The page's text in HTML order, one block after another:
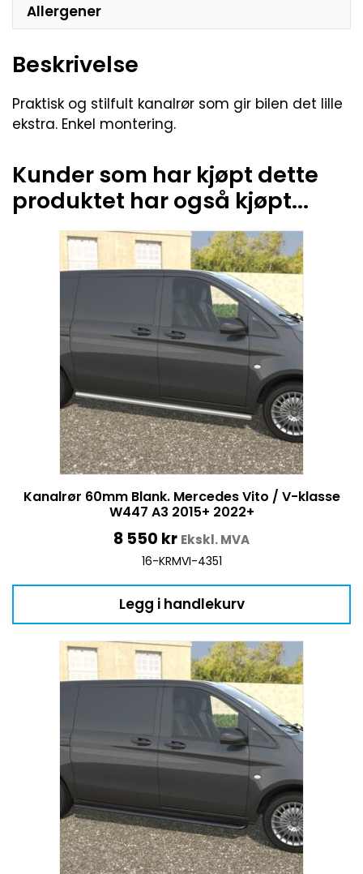
Allergener
Beskrivelse
Praktisk og stilfult kanalrør som gir bilen det lille
ekstra. Enkel montering.
Kunder som har kjøpt dette
produktet har også kjøpt...
Kanalrør 60mm Blank. Mercedes Vito / V-klasse
W447 A3 2015+ 2022+
8 550 kr Ekskl. MVA
16-KRMVI-4351
Legg i handlekurv